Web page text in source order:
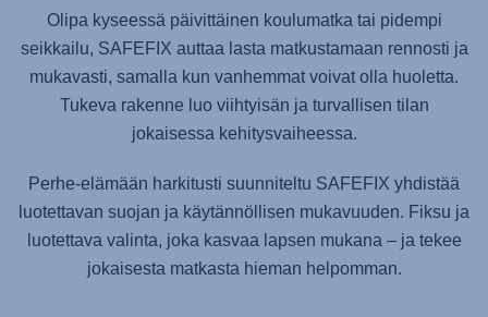
Olipa kyseessä päivittäinen koulumatka tai pidempi
seikkailu, SAFEFIX auttaa lasta matkustamaan rennosti ja
mukavasti, samalla kun vanhemmat voivat olla huoletta.
Tukeva rakenne luo viihtyisän ja turvallisen tilan
jokaisessa kehitysvaiheessa.
Perhe-elämään harkitusti suunniteltu SAFEFIX yhdistää
luotettavan suojan ja käytännöllisen mukavuuden. Fiksu ja
luotettava valinta, joka kasvaa lapsen mukana – ja tekee
jokaisesta matkasta hieman helpomman.